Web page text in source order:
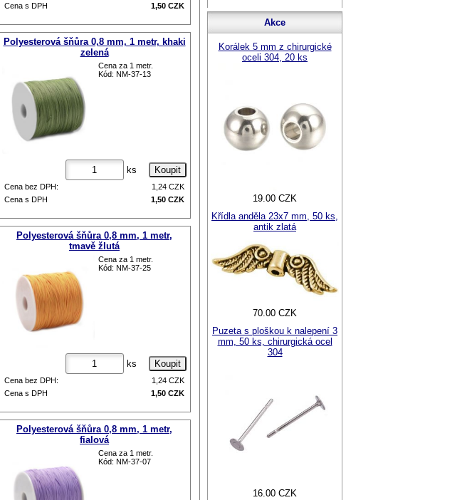
Cena s DPH
1,50 CZK
Polyesterová šňůra 0,8 mm, 1 metr, khaki
zelená
Cena za 1 metr.
Kód: NM-37-13
ks
Cena bez DPH: 1,24 CZK
Cena s DPH
1,50 CZK
Polyesterová šňůra 0,8 mm, 1 metr,
tmavě žlutá
Cena za 1 metr.
Kód: NM-37-25
ks
Cena bez DPH: 1,24 CZK
Cena s DPH
1,50 CZK
Polyesterová šňůra 0,8 mm, 1 metr,
fialová
Cena za 1 metr.
Kód: NM-37-07
Akce
Korálek 5 mm z chirurgické
oceli 304, 20 ks
19.00 CZK
Křídla anděla 23x7 mm, 50 ks,
antik zlatá
70.00 CZK
Puzeta s ploškou k nalepení 3
mm, 50 ks, chirurgická ocel
304
16.00 CZK